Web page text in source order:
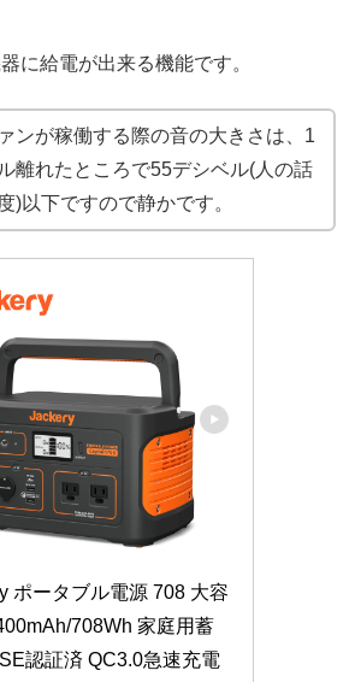
に給電が出来る機能です。
ンが稼働する際の音の大きさは、1
離れたところで55デシベル(人の話
)以下ですので静かです。
ポータブル電源 708 大容
708Wh 家庭用蓄
認証済 QC3.0急速充電